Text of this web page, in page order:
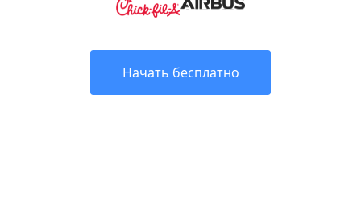
Начать бесплатно